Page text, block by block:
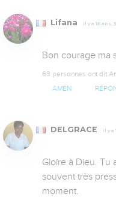
Lifana Il y a 16 ans,
Bon courage ma
63 personnes ont dit
AMEN
DELGRACE Il y a
Gloire à Dieu. Tu
souvent très
moment.